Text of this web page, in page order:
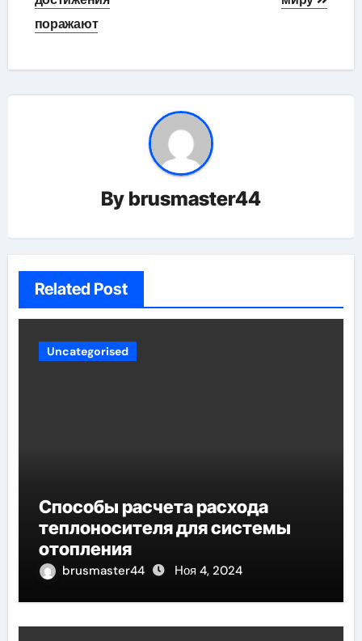
поражают
By brusmaster44
Related Post
Uncategorised
Способы расчета расхода
теплоносителя для системы
отопления
brusmaster44 Ноя 4, 2024